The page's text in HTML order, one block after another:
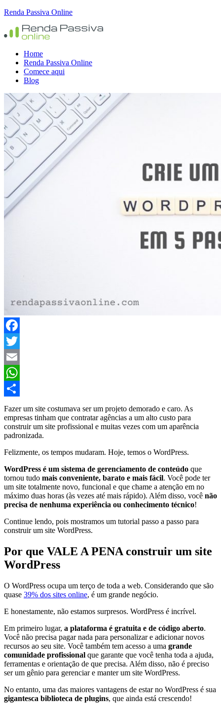
Renda Passiva Online
Home
Renda Passiva Online
Comece aqui
Blog
Facebook
Twitter
Email
WhatsApp
Compartilhar
Fazer um site costumava ser um projeto demorado e caro. As
empresas tinham que contratar agências a um alto custo para
construir um site profissional e muitas vezes com um aparência
padronizada.
Felizmente, os tempos mudaram. Hoje, temos o WordPress.
WordPress é um sistema de gerenciamento de conteúdo que
tornou tudo mais conveniente, barato e mais fácil. Você pode ter
um site totalmente novo, funcional e que chame a atenção em no
máximo duas horas (às vezes até mais rápido). Além disso, você não
precisa de nenhuma experiência ou conhecimento técnico!
Continue lendo, pois mostramos um tutorial passo a passo para
construir um site WordPress.
Por que VALE A PENA construir um site
WordPress
O WordPress ocupa um terço de toda a web. Considerando que são
quase 39% dos sites online, é um grande negócio.
E honestamente, não estamos surpresos. WordPress é incrível.
Em primeiro lugar, a plataforma é gratuita e de código aberto.
Você não precisa pagar nada para personalizar e adicionar novos
recursos ao seu site. Você também tem acesso a uma grande
comunidade profissional que garante que você tenha toda a ajuda,
ferramentas e orientação de que precisa. Além disso, não é preciso
ser um gênio para gerenciar e manter um site WordPress.
No entanto, uma das maiores vantagens de estar no WordPress é sua
gigantesca biblioteca de plugins, que ainda está crescendo!